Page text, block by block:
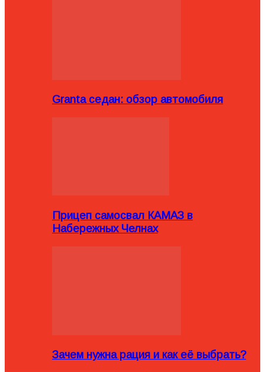
Granta седан: обзор автомобиля
Прицеп самосвал КАМАЗ в
Набережных Челнах
Зачем нужна рация и как её выбрать?